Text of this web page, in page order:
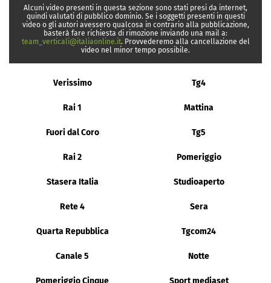
Alcuni video presenti in questa sezione sono stati presi da internet,
quindi valutati di pubblico dominio. Se i soggetti presenti in questi
video o gli autori avessero qualcosa in contrario alla pubblicazione,
basterà fare richiesta di rimozione inviando una mail a:
team_verticali@italiaonline.it. Provvederemo alla cancellazione del
video nel minor tempo possibile.
Verissimo Tg4
Rai 1 Mattina
Fuori dal Coro Tg5
Rai 2 Pomeriggio
Stasera Italia Studioaperto
Rete 4 Sera
Quarta Repubblica Tgcom24
Canale 5 Notte
Pomeriggio Cinque Sport mediaset